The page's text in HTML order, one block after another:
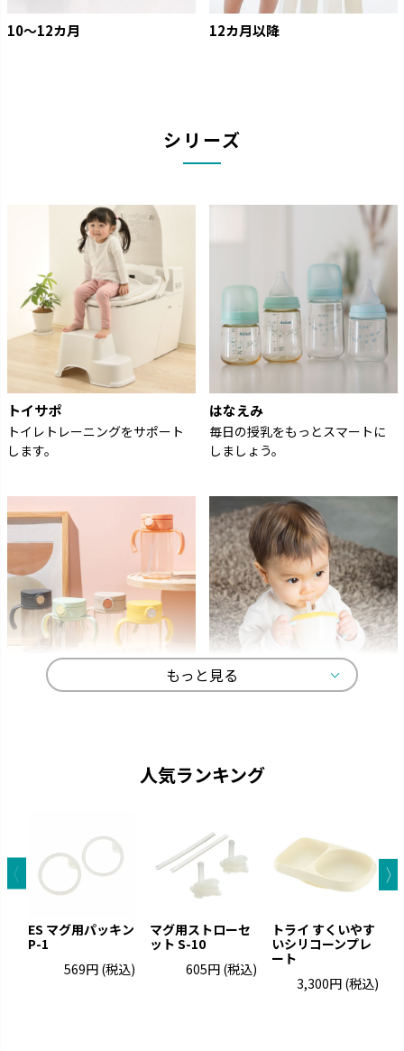
10〜12カ月 12カ月以降
シリーズ
トイサポ
トイレトレーニングをサポート
します。
はなえみ
毎日の授乳をもっとスマートに
しましょう。
もっと見る
人気ランキング
ES マグ用パッキン
P-1
569円 (税込)
マグ用ストローセ
ット S-10
605円 (税込)
トライ すくいやす
いシリコーンプレ
ート
3,300円 (税込)